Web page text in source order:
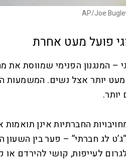
AP/Joe
פועל מעט אחרת
– המנגנון הפנימי שמווסת את
יותר אצל נשים. המשמעות
החברתיות אינן תואמות
לג חברתי” – פער בין השעון
לעייפות, קושי להירדם או